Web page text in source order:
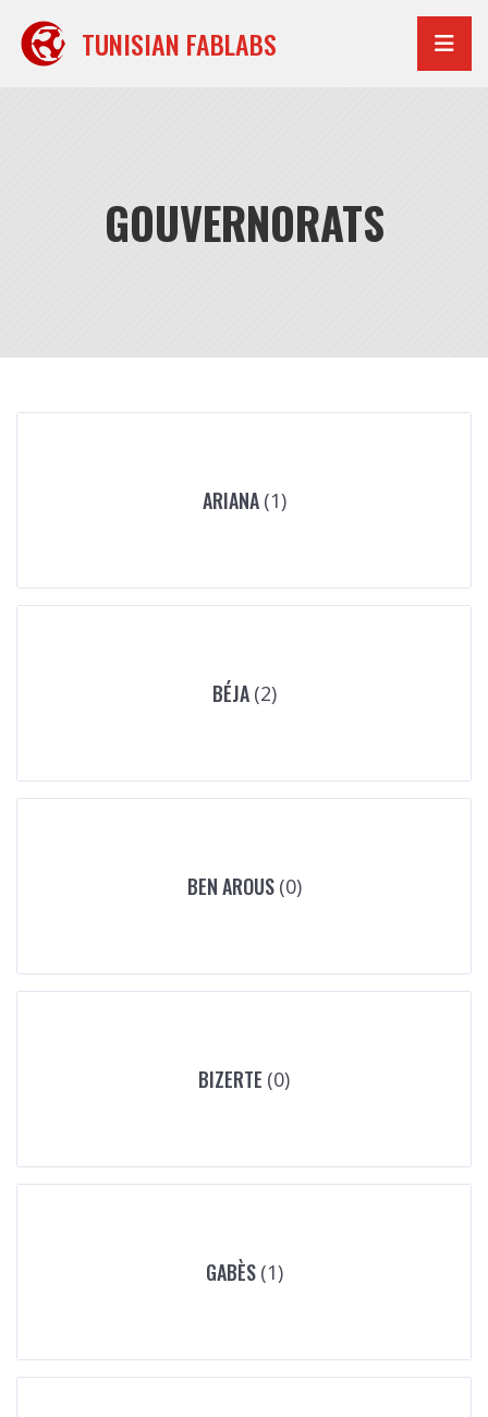
contenu
TUNISIAN FABLABS
GOUVERNORATS
ARIANA (1)
BÉJA (2)
BEN AROUS (0)
BIZERTE (0)
GABÈS (1)